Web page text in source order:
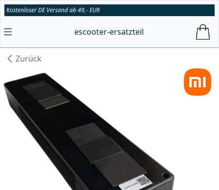
Kostenloser DE Versand ab 49,- EUR
escooter-ersatzteil
Zurück